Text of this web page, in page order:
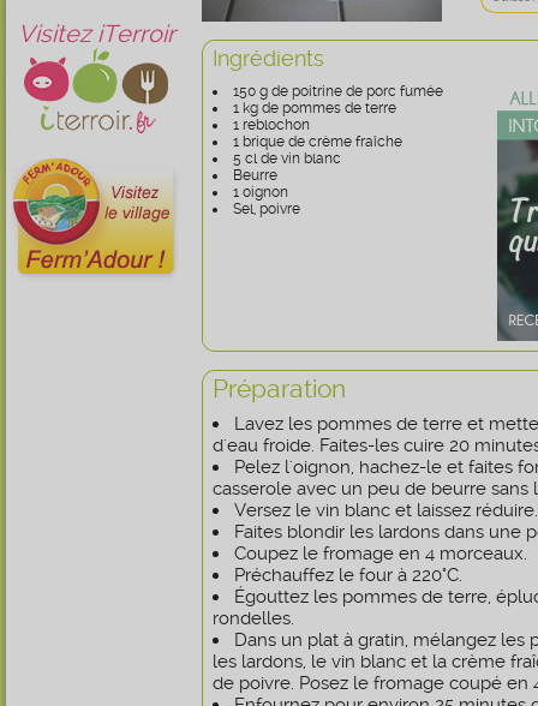
Visitez iTerroir
Ingrédients
150 g de poitrine de porc fumée
1 kg de pommes de terre
1 reblochon
1 brique de crème fraîche
5 cl de vin blanc
Beurre
1 oignon
Sel, poivre
Préparation
Lavez les pommes de terre et
d'eau froide. Faites-les cuire 20
Pelez l'oignon, hachez-le et faites
casserole avec un peu de beurre sans
Versez le vin blanc et laissez réduire.
Faites blondir les lardons dans une
Coupez le fromage en 4 morceaux.
Préchauffez le four à 220°C.
Égouttez les pommes de terre,
rondelles.
Dans un plat à gratin, mélangez les
les lardons, le vin blanc et la crème
de poivre. Posez le fromage coupé en